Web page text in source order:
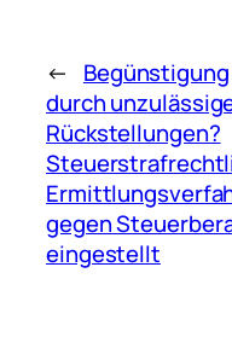
←
Begünstigung
durch
Rückstellungen?
gegen
eingestellt